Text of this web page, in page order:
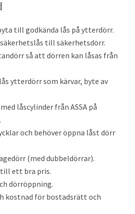
till godkända lås på ytterdörr.
till säkerhetsdörr.
så att dörren kan låsas från
ytterdörr som kärvar, byte av
låscylinder från ASSA på
och behöver öppna låst dörr
(med dubbeldörrar).
ett bra pris.
dörröppning.
kostnad för bostadsrätt och